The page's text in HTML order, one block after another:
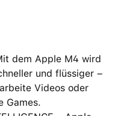
dem Apple M4 wird
und flüssiger –
Videos oder
Games.